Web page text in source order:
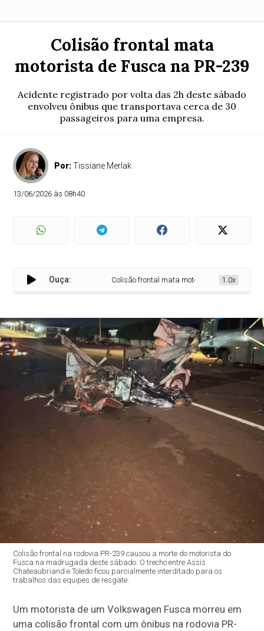
Colisão frontal mata
motorista de Fusca na PR-239
Acidente registrado por volta das 2h deste sábado
envolveu ônibus que transportava cerca de 30
passageiros para uma empresa.
Por:Tissiane Merlak
13/06/2026 às 08h40
Ouça: Colisão frontal mata motorista de Fusca na PR-239
1.0x
Colisão frontal na rodovia PR-239 causou a morte do motorista do
Fusca na madrugada deste sábado. O trecho entre Assis
Chateaubriand e Toledo ficou parcialmente interditado para os
trabalhos das equipes de resgate.
Um motorista de um Volkswagen Fusca morreu em
uma colisão frontal com um ônibus na rodovia PR-